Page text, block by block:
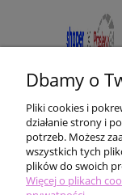
Dbamy o
Pliki cookies i
działanie strony i
potrzeb. Możesz
wszystkich tych
plików do swoich
Więcej o plikach